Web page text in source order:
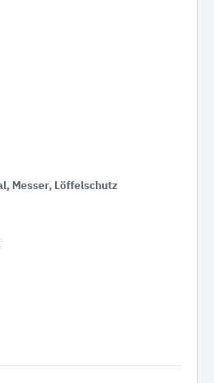
Messer, Löffelschutz